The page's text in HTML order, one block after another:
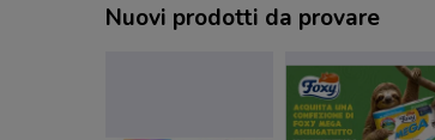
Nuovi prodotti da provare